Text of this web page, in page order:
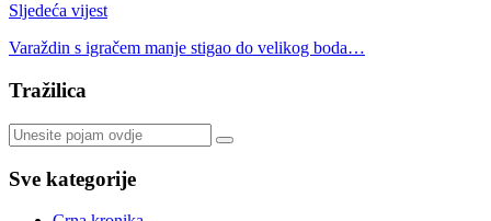
Sljedeća vijest
Varaždin s igračem manje stigao do velikog boda…
Tražilica
Sve kategorije